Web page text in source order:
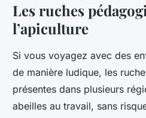
Les ruches
l’apiculture
Si vous voyagez avec des
de manière ludique, les
présentes dans plusieurs
abeilles au travail, sans